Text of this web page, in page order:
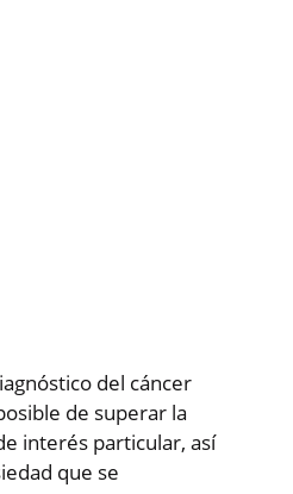
del cáncer
de superar la
interés particular, así
que se